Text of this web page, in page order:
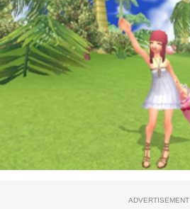
ADVERTISEMENT